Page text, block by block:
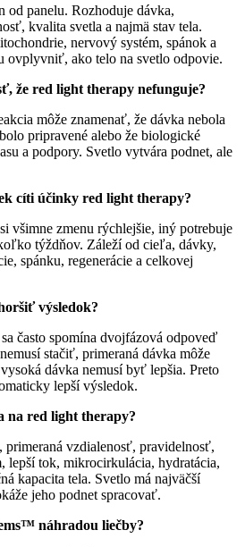
od panelu. Rozhoduje dávka,
kvalita svetla a najmä stav tela.
nervový systém, spánok a
ovplyvniť, ako telo na svetlo odpovie.
že red light therapy nefunguje?
môže znamenať, že dávka nebola
pripravené alebo že biologické
a podpory. Svetlo vytvára podnet, ale
cíti účinky red light therapy?
všimne zmenu rýchlejšie, iný potrebuje
týždňov. Záleží od cieľa, dávky,
spánku, regenerácie a celkovej
výsledok?
často spomína dvojfázová odpoveď
stačiť, primeraná dávka môže
dávka nemusí byť lepšia. Preto
lepší výsledok.
na red light therapy?
primeraná vzdialenosť, pravidelnosť,
lepší tok, mikrocirkulácia, hydratácia,
kapacita tela. Svetlo má najväčší
jeho podnet spracovať.
náhradou liečby?